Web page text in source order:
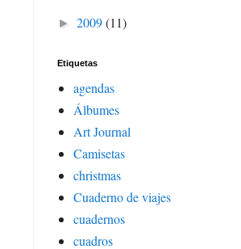
► 2009(11)
Etiquetas
agendas
Álbumes
Art Journal
Camisetas
christmas
Cuaderno de viajes
cuadernos
cuadros